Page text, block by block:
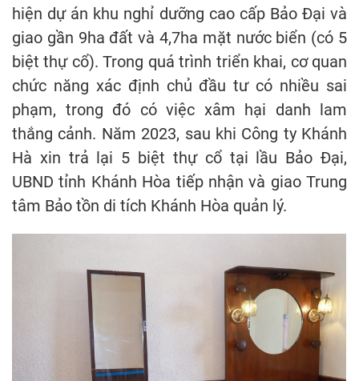
hiện dự án khu nghỉ dưỡng cao cấp Bảo Đại và
giao gần 9ha đất và 4,7ha mặt nước biển (có 5
biệt thự cổ). Trong quá trình triển khai, cơ quan
chức năng xác định chủ đầu tư có nhiều sai
phạm, trong đó có việc xâm hại danh lam
thắng cảnh. Năm 2023, sau khi Công ty Khánh
Hà xin trả lại 5 biệt thự cổ tại lầu Bảo Đại,
UBND tỉnh Khánh Hòa tiếp nhận và giao Trung
tâm Bảo tồn di tích Khánh Hòa quản lý.